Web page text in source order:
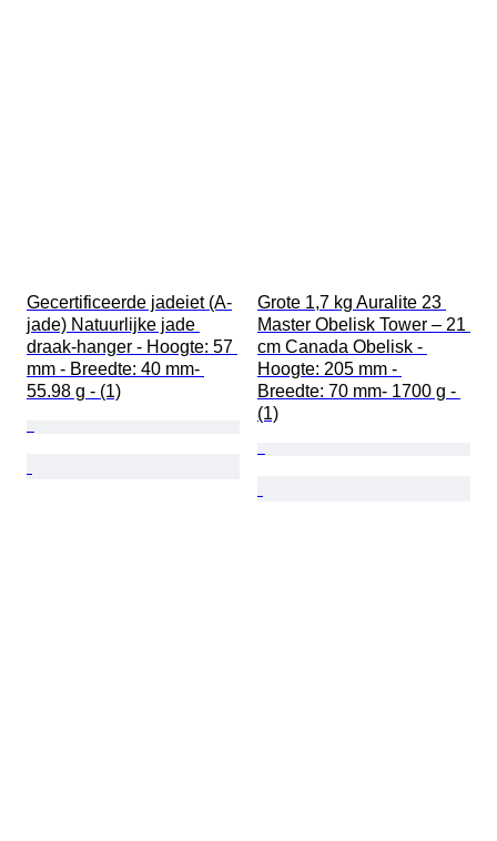
Gecertificeerde jadeiet (A-
jade) Natuurlijke jade
draak-hanger - Hoogte: 57
mm - Breedte: 40 mm-
55.98 g - (1)
Grote 1,7 kg Auralite 23
Master Obelisk Tower – 21
cm Canada Obelisk -
Hoogte: 205 mm -
Breedte: 70 mm- 1700 g -
(1)